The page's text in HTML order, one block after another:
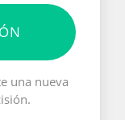
una nueva